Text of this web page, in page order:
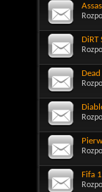
DiRT
Fifa